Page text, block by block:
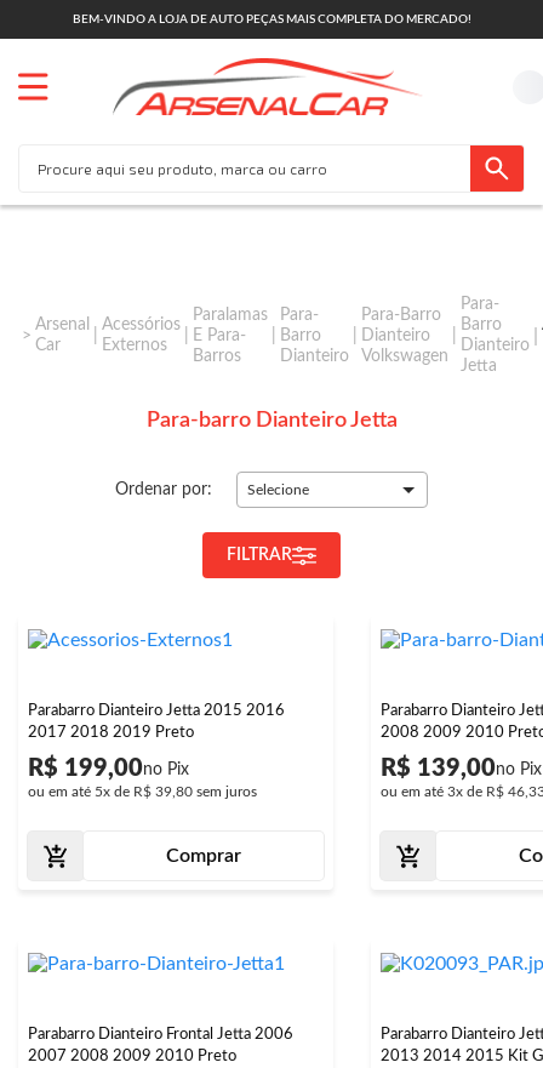
BEM-VINDO A LOJA DE AUTO PEÇAS MAIS COMPLETA DO MERCADO!
Arsenal
Car
Acessórios
Externos
Paralamas
E Para-
Barros
Para-
Barro
Dianteiro
Para-Barro
Dianteiro
Volkswagen
Para-
Barro
Dianteiro
Jetta
Para-barro Dianteiro Jetta
Ordenar por: Selecione
FILTRAR
Parabarro Dianteiro Jetta 2015 2016
2017 2018 2019 Preto
R$ 199,00
ou em até 5x de R$ 39,80 sem juros
Comprar
Parabarro Dianteiro
2008 2009 2010
R$ 139,00
ou em até 3x de R$
Parabarro Dianteiro Frontal Jetta 2006
2007 2008 2009 2010 Preto
Parabarro Dianteiro
2013 2014 2015 Kit